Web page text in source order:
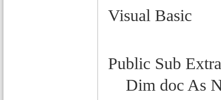
Visual Basic
Public Sub
Dim doc As